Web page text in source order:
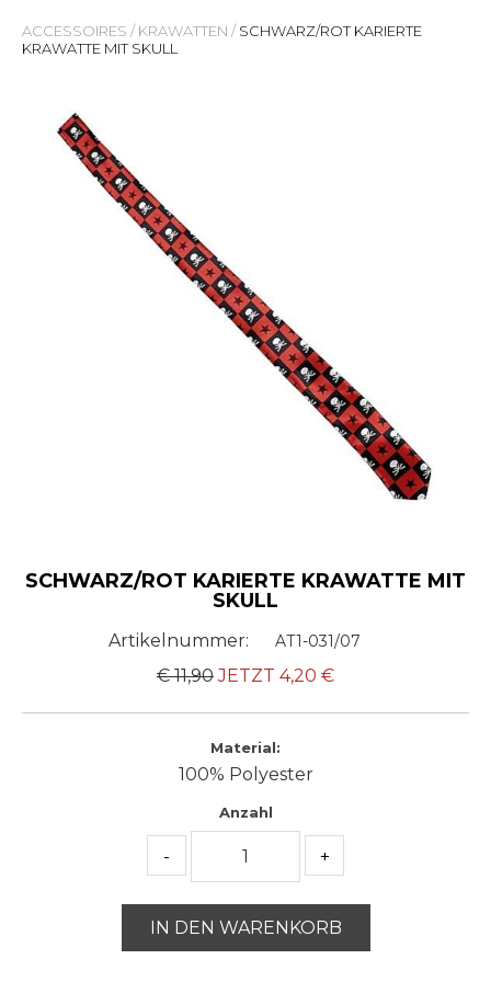
ACCESSOIRES / KRAWATTEN / SCHWARZ/ROT KARIERTE
KRAWATTE MIT SKULL
SCHWARZ/ROT KARIERTE KRAWATTE MIT
SKULL
Artikelnummer: AT1-031/07
€ 11,90 JETZT 4,20 €
Material:
100% Polyester
Anzahl
- +
IN DEN WARENKORB